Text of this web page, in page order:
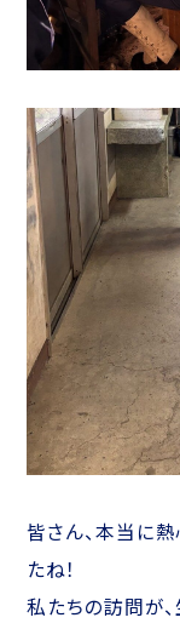
皆さん、本当に
たね！
私たちの訪問が